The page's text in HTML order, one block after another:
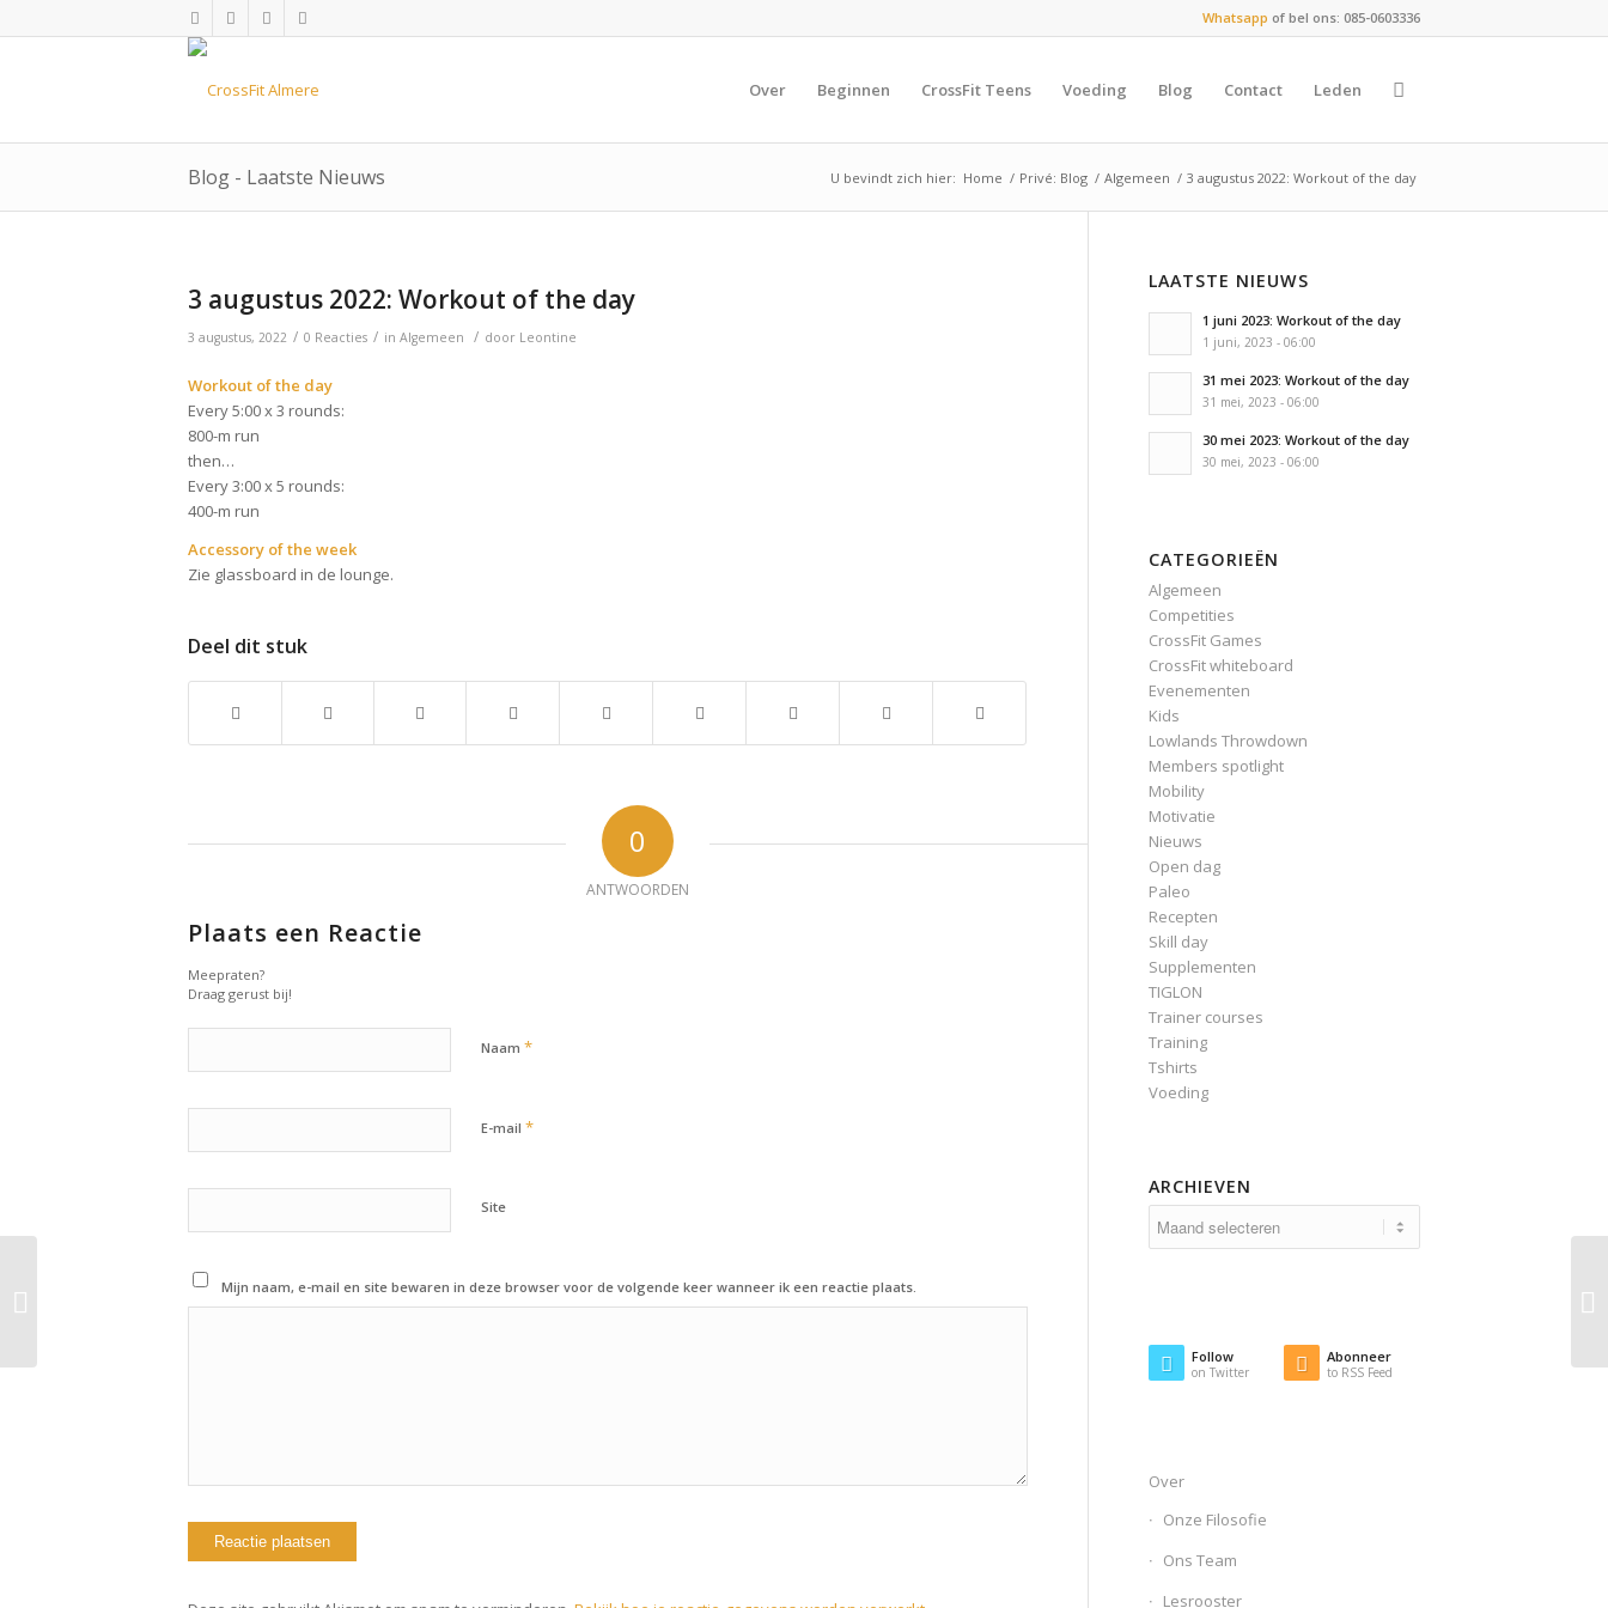
Whatsapp of bel ons: 085-0603336
Over Beginnen CrossFit Teens Voeding Blog Contact Leden
Blog - Laatste Nieuws U bevindt zich hier: Home / Privé: Blog / Algemeen / 3 augustus 2022: Workout of the day
3 augustus 2022: Workout of the day
3 augustus, 2022 / 0 Reacties / in Algemeen / door Leontine
Workout of the day
Every 5:00 x 3 rounds:
800-m run
then…
Every 3:00 x 5 rounds:
400-m run
Accessory of the week
Zie glassboard in de lounge.
Deel dit stuk
0
ANTWOORDEN
Plaats een Reactie
Meepraten?
Draag gerust bij!
Naam *
E-mail *
Site
Mijn naam, e-mail en site bewaren in deze browser voor de volgende keer wanneer ik een reactie plaats.
LAATSTE NIEUWS
1 juni 2023: Workout of the day
1 juni, 2023 - 06:00
31 mei 2023: Workout of the day
31 mei, 2023 - 06:00
30 mei 2023: Workout of the day
30 mei, 2023 - 06:00
CATEGORIEËN
Algemeen
Competities
CrossFit Games
CrossFit whiteboard
Evenementen
Kids
Lowlands Throwdown
Members spotlight
Mobility
Motivatie
Nieuws
Open dag
Paleo
Recepten
Skill day
Supplementen
TIGLON
Trainer courses
Training
Tshirts
Voeding
ARCHIEVEN
Follow
on Twitter
Abonneer
to RSS Feed
Over
Onze Filosofie
Ons Team
Lesrooster